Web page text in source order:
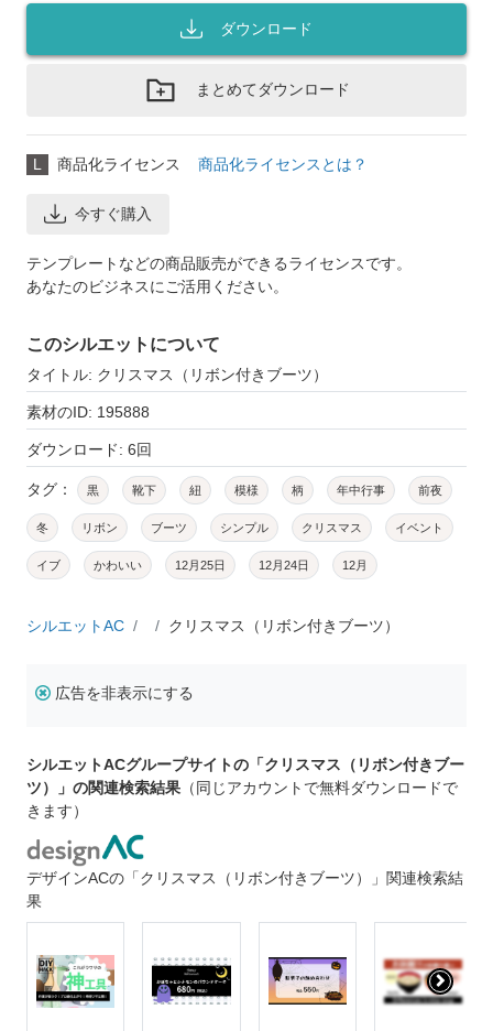
ダウンロード
まとめてダウンロード
L 商品化ライセンス 商品化ライセンスとは？
今すぐ購入
テンプレートなどの商品販売ができるライセンスです。
あなたのビジネスにご活用ください。
このシルエットについて
タイトル: クリスマス（リボン付きブーツ）
素材のID: 195888
ダウンロード: 6回
タグ： 黒 靴下 紐 模様 柄 年中行事 前夜
冬 リボン ブーツ シンプル クリスマス イベント
イブ かわいい 12月25日 12月24日 12月
シルエットAC クリスマス（リボン付きブーツ）
広告を非表示にする
シルエットACグループサイトの「クリスマス（リボン付きブー
ツ）」の関連検索結果 （同じアカウントで無料ダウンロードで
きます）
デザインACの「クリスマス（リボン付きブーツ）」関連検索結
果